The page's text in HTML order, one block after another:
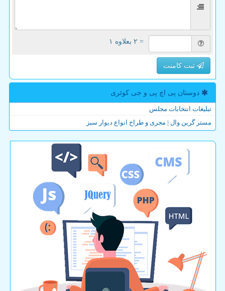
= ۲ بعلاوه ۱
ثبت کامنت
دوستان پی اچ پی و جی كوئری
تبلیغات انتخابات مجلس
مستر گرین وال | مجری و طراح انواع دیوار سبز